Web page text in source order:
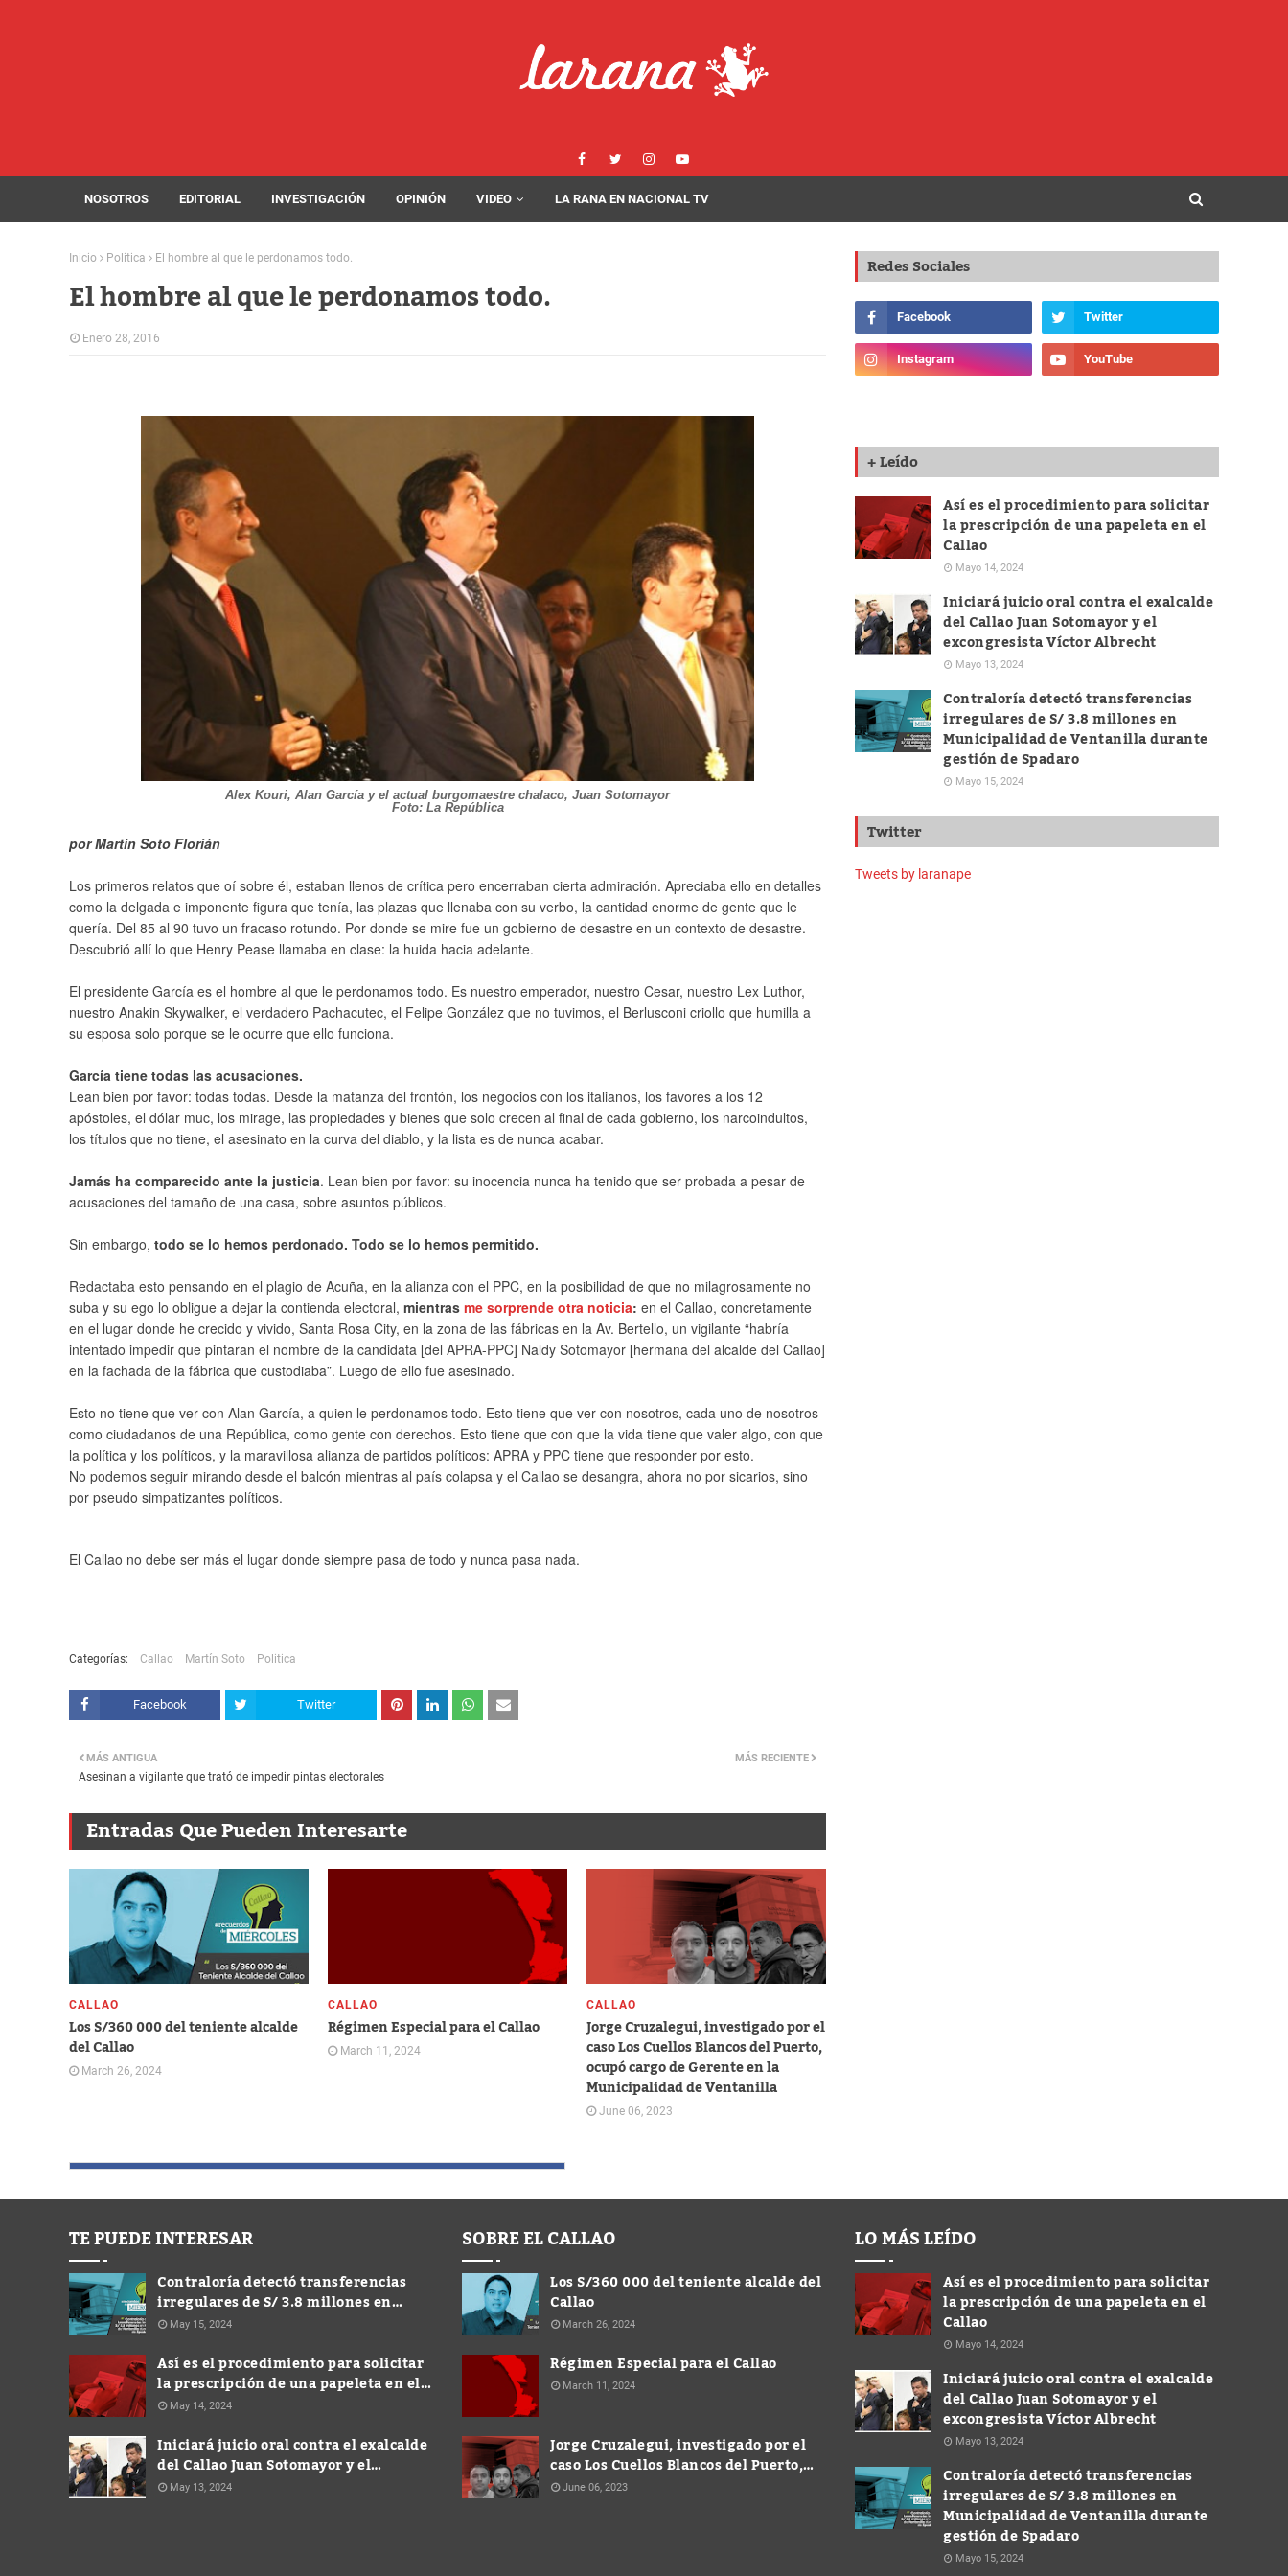
NOSOTROS EDITORIAL INVESTIGACIÓN OPINIÓN VIDEO LA RANA EN NACIONAL TV
Inicio Politica El hombre al que le perdonamos todo.
El hombre al que le perdonamos todo.
Enero 28, 2016
Alex Kouri, Alan García y el actual burgomaestre chalaco, Juan Sotomayor
Foto: La República
por Martín Soto Florián
Los primeros relatos que oí sobre él, estaban llenos de crítica pero encerraban cierta admiración. Apreciaba ello en detalles
como la delgada e imponente figura que tenía, las plazas que llenaba con su verbo, la cantidad enorme de gente que le
quería. Del 85 al 90 tuvo un fracaso rotundo. Por donde se mire fue un gobierno de desastre en un contexto de desastre.
Descubrió allí lo que Henry Pease llamaba en clase: la huida hacia adelante.
El presidente García es el hombre al que le perdonamos todo. Es nuestro emperador, nuestro Cesar, nuestro Lex Luthor,
nuestro Anakin Skywalker, el verdadero Pachacutec, el Felipe González que no tuvimos, el Berlusconi criollo que humilla a
su esposa solo porque se le ocurre que ello funciona.
García tiene todas las acusaciones.
Lean bien por favor: todas todas. Desde la matanza del frontón, los negocios con los italianos, los favores a los 12
apóstoles, el dólar muc, los mirage, las propiedades y bienes que solo crecen al final de cada gobierno, los narcoindultos,
los títulos que no tiene, el asesinato en la curva del diablo, y la lista es de nunca acabar.
Jamás ha comparecido ante la justicia. Lean bien por favor: su inocencia nunca ha tenido que ser probada a pesar de
acusaciones del tamaño de una casa, sobre asuntos públicos.
Sin embargo, todo se lo hemos perdonado. Todo se lo hemos permitido.
Redactaba esto pensando en el plagio de Acuña, en la alianza con el PPC, en la posibilidad de que no milagrosamente no
suba y su ego lo obligue a dejar la contienda electoral, mientras me sorprende otra noticia: en el Callao, concretamente
en el lugar donde he crecido y vivido, Santa Rosa City, en la zona de las fábricas en la Av. Bertello, un vigilante “habría
intentado impedir que pintaran el nombre de la candidata [del APRA-PPC] Naldy Sotomayor [hermana del alcalde del Callao]
en la fachada de la fábrica que custodiaba”. Luego de ello fue asesinado.
Esto no tiene que ver con Alan García, a quien le perdonamos todo. Esto tiene que ver con nosotros, cada uno de nosotros
como ciudadanos de una República, como gente con derechos. Esto tiene que con que la vida tiene que valer algo, con que
la política y los políticos, y la maravillosa alianza de partidos políticos: APRA y PPC tiene que responder por esto.
No podemos seguir mirando desde el balcón mientras al país colapsa y el Callao se desangra, ahora no por sicarios, sino
por pseudo simpatizantes políticos.
El Callao no debe ser más el lugar donde siempre pasa de todo y nunca pasa nada.
Categorías: Callao Martín Soto Politica
Facebook Twitter
MÁS RECIENTE
MÁS ANTIGUA
Asesinan a vigilante que trató de impedir pintas electorales
Entradas Que Pueden Interesarte
CALLAO
Los S/360 000 del teniente alcalde
del Callao
March 26, 2024
CALLAO
Régimen Especial para el Callao
March 11, 2024
CALLAO
Jorge Cruzalegui, investigado por el
caso Los Cuellos Blancos del Puerto,
ocupó cargo de Gerente en la
Municipalidad de Ventanilla
June 06, 2023
Redes Sociales
+ Leído
Así es el procedimiento para solicitar
la prescripción de una papeleta en el
Callao
Mayo 14, 2024
Iniciará juicio oral contra el exalcalde
del Callao Juan Sotomayor y el
excongresista Víctor Albrecht
Mayo 13, 2024
Contraloría detectó transferencias
irregulares de S/ 3.8 millones en
Municipalidad de Ventanilla durante
gestión de Spadaro
Mayo 15, 2024
Twitter
Tweets by laranape
TE PUEDE INTERESAR
Contraloría detectó transferencias
irregulares de S/ 3.8 millones en
Municipalidad de Ventanilla durante
May 15, 2024
Así es el procedimiento para solicitar
la prescripción de una papeleta en el
Callao
May 14, 2024
Iniciará juicio oral contra el exalcalde
del Callao Juan Sotomayor y el
excongresista Víctor Albrecht
May 13, 2024
SOBRE EL CALLAO
Los S/360 000 del teniente alcalde del
Callao
March 26, 2024
Régimen Especial para el Callao
March 11, 2024
Jorge Cruzalegui, investigado por el
caso Los Cuellos Blancos del Puerto,
ocupó cargo de Gerente en la
June 06, 2023
LO MÁS LEÍDO
Así es el procedimiento para solicitar
la prescripción de una papeleta en el
Callao
Mayo 14, 2024
Iniciará juicio oral contra el exalcalde
del Callao Juan Sotomayor y el
excongresista Víctor Albrecht
Mayo 13, 2024
Contraloría detectó transferencias
irregulares de S/ 3.8 millones en
Municipalidad de Ventanilla durante
gestión de Spadaro
Mayo 15, 2024